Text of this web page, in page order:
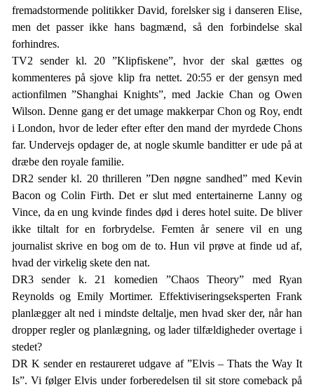
fremadstormende politikker David, forelsker sig i danseren Elise,
men det passer ikke hans bagmænd, så den forbindelse skal
forhindres.
TV2 sender kl. 20 ”Klipfiskene”, hvor der skal gættes og
kommenteres på sjove klip fra nettet. 20:55 er der gensyn med
actionfilmen ”Shanghai Knights”, med Jackie Chan og Owen
Wilson. Denne gang er det umage makkerpar Chon og Roy, endt
i London, hvor de leder efter efter den mand der myrdede Chons
far. Undervejs opdager de, at nogle skumle banditter er ude på at
dræbe den royale familie.
DR2 sender kl. 20 thrilleren ”Den nøgne sandhed” med Kevin
Bacon og Colin Firth. Det er slut med entertainerne Lanny og
Vince, da en ung kvinde findes død i deres hotel suite. De bliver
ikke tiltalt for en forbrydelse. Femten år senere vil en ung
journalist skrive en bog om de to. Hun vil prøve at finde ud af,
hvad der virkelig skete den nat.
DR3 sender k. 21 komedien ”Chaos Theory” med Ryan
Reynolds og Emily Mortimer. Effektiviseringseksperten Frank
planlægger alt ned i mindste deltalje, men hvad sker der, når han
dropper regler og planlægning, og lader tilfældigheder overtage i
stedet?
DR K sender en restaureret udgave af ”Elvis – Thats the Way It
Is”. Vi følger Elvis under forberedelsen til sit store comeback på